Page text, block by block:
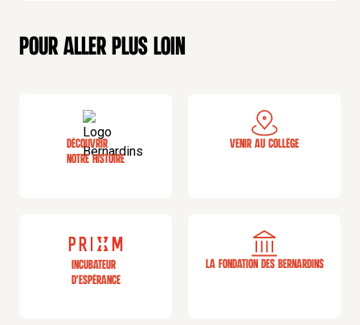
Pour aller plus loin
Découvrir
notre histoire
Venir au collège
Incubateur
d'espérance
La fondation des bernardins